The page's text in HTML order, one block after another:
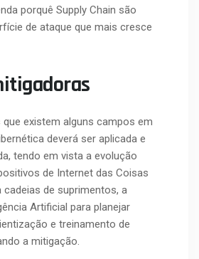
porquê Supply Chain são
de ataque que mais cresce
existem alguns campos em
deverá ser aplicada e
tendo em vista a evolução
de Internet das Coisas
de suprimentos, a
Artificial para planejar
e treinamento de
a mitigação.